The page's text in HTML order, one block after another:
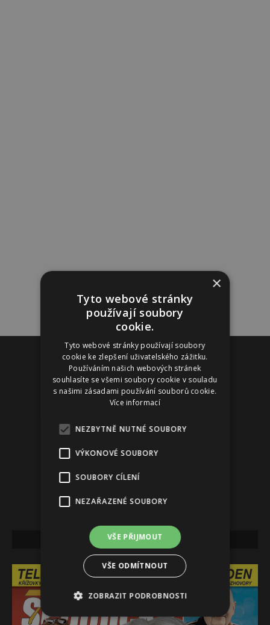
Reklama
NEJNOVĚJŠÍ VYDÁNÍ
×
Tyto webové stránky
používají soubory
cookie.
Tyto webové stránky používají soubory
cookie ke zlepšení uživatelského zážitku.
Používáním našich webových stránek
souhlasíte se všemi soubory cookie v souladu
s našimi zásadami používání souborů cookie.
Více informací
NEZBYTNĚ NUTNÉ SOUBORY
VÝKONOVÉ SOUBORY
SOUBORY CÍLENÍ
NEZAŘAZENÉ SOUBORY
VŠE PŘIJMOUT
VŠE ODMÍTNOUT
ZOBRAZIT PODROBNOSTI